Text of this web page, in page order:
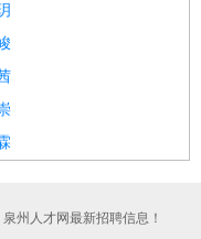
州人才网最新招聘信息！